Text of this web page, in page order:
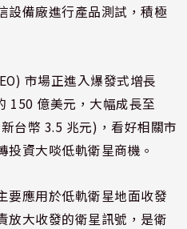
設備廠進行產品測試，積極
市場正進入爆發式增長
150 億美元，大幅成長至
台幣 3.5 兆元)，看好相關市
資大啖低軌衛星商機。
要應用於低軌衛星地面收發
放大收發的衛星訊號，是衛